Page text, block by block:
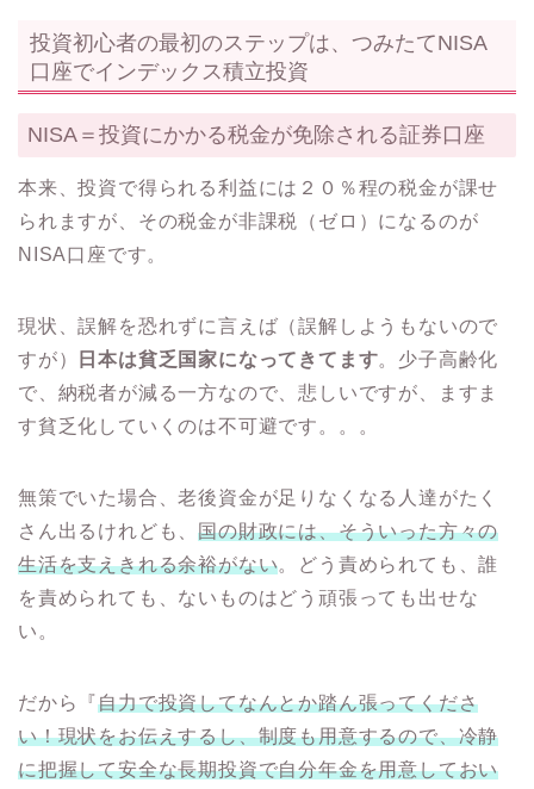
投資初心者の最初のステップは、つみたてNISA
口座でインデックス積立投資
NISA＝投資にかかる税金が免除される証券口座
本来、投資で得られる利益には２０％程の税金が課せ
られますが、その税金が非課税（ゼロ）になるのが
NISA口座です。
現状、誤解を恐れずに言えば（誤解しようもないので
すが）
日本は貧乏国家になってきてます。少子高齢化
で、納税者が減る一方なので、悲しいですが、ますま
す貧乏化していくのは不可避です。。。
無策でいた場合、老後資金が足りなくなる人達がたく
さん出るけれども、国の財政には、そういった方々の
生活を支えきれる余裕がない。どう責められても、誰
を責められても、ないものはどう頑張っても出せな
い。
だから『自力で投資してなんとか踏ん張ってくださ
い！現状をお伝えするし、制度も用意するので、冷静
に把握して安全な長期投資で自分年金を用意しておい